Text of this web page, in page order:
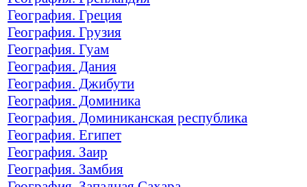
География. Греция
География. Грузия
География. Гуам
География. Дания
География. Джибути
География. Доминика
География. Доминиканская республика
География. Египет
География. Заир
География. Замбия